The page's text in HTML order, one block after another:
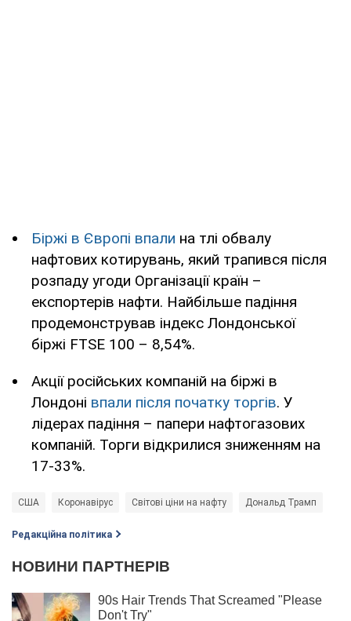
Біржі в Європі впали на тлі обвалу
нафтових котирувань, який трапився після
розпаду угоди Організації країн –
експортерів нафти. Найбільше падіння
продемонстрував індекс Лондонської
біржі FTSE 100 – 8,54%.
Акції російських компаній на біржі в
Лондоні впали після початку торгів. У
лідерах падіння – папери нафтогазових
компаній. Торги відкрилися зниженням на
17-33%.
США Коронавірус Світові ціни на нафту Дональд Трамп
Редакційна політика